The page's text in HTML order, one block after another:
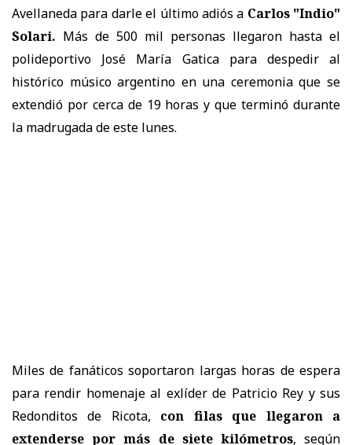
Avellaneda para darle el último adiós a Carlos "Indio"
Solari. Más de 500 mil personas llegaron hasta el
polideportivo José María Gatica para despedir al
histórico músico argentino en una ceremonia que se
extendió por cerca de 19 horas y que terminó durante
la madrugada de este lunes.
Miles de fanáticos soportaron largas horas de espera
para rendir homenaje al exlíder de Patricio Rey y sus
Redonditos de Ricota, con filas que llegaron a
extenderse por más de siete kilómetros, según